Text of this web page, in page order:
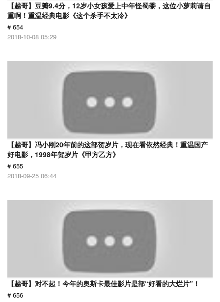
【越哥】豆瓣9.4分，12岁小女孩爱上中年怪蜀黍，这位小萝莉请自
重啊！重温经典电影《这个杀手不太冷》
# 654
2018-10-08 05:29
【越哥】冯小刚20年前的这部贺岁片，现在看依然经典！重温国产
好电影，1998年贺岁片《甲方乙方》
# 655
2018-09-25 06:44
【越哥】对不起！今年的奥斯卡最佳影片是部“好看的大烂片”！
# 656